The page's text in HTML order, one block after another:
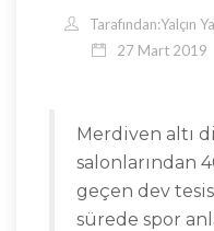
Tarafından:Yalçın
27 Mart 2019
Merdiven altı
salonlarından
geçen dev
sürede spor